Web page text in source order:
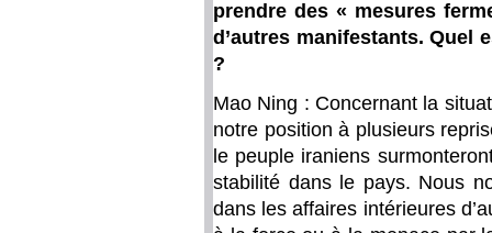
prendre des « mesures
d’autres manifestants. Quel
?
Mao Ning : Concernant la
notre position à plusieurs
le peuple iraniens
stabilité dans le pays. Nous
dans les affaires intérieures